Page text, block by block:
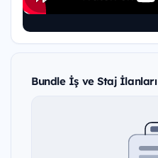
Bundle İş ve Staj İlanları